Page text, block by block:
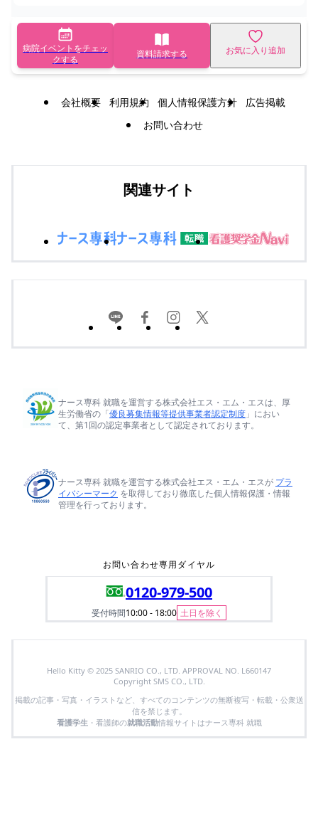
病院イベントをチェッ
クする
資料請求する お気に入り追加
会社概要 利用規約 個人情報保護方針
広告掲載
お問い合わせ
関連サイト
ナース専科 就職を運営する株式会社エス・エム・エスは、厚
生労働省の「優良募集情報等提供事業者認定制度 」におい
て、第1回の認定事業者として認定されております。
ナース専科 就職を運営する株式会社エス・エム・エスが プラ
イバシーマーク を取得しており徹底した個人情報保護・情報
管理を行っております。
お問い合わせ専用ダイヤル
0120-979-500
受付時間10:00 - 18:00 土日を除く
Hello Kitty © 2025 SANRIO CO., LTD. APPROVAL NO. L660147
Copyright SMS CO., LTD.
掲載の記事・写真・イラストなど、すべてのコンテンツの無断複写・転載・公衆送
信を禁じます。
看護学生・看護師の就職活動情報サイトはナース専科 就職